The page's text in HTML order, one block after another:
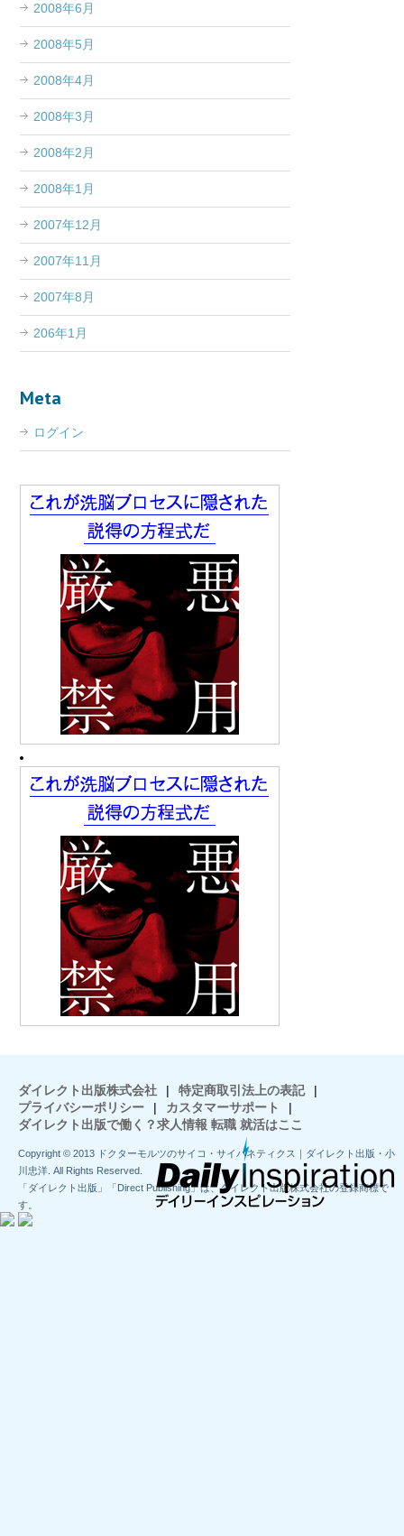
2008年6月
2008年5月
2008年4月
2008年3月
2008年2月
2008年1月
2007年12月
2007年11月
2007年8月
206年1月
Meta
ログイン
ダイレクト出版株式会社 | 特定商取引法上の表記
|
プライバシーポリシー
| カスタマーサポート
|
ダイレクト出版で働く？求人情報 転職 就活はここ
Copyright © 2013 ドクターモルツのサイコ・サイバネティクス｜ダイレクト出版・小
川忠洋. All Rights Reserved.
「ダイレクト出版」「Direct Publishing」は、ダイレクト出版株式会社の登録商標で
す。